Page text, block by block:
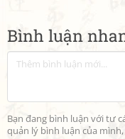
Bình luận
Bạn đang bình luận với tư
quản lý bình luận của